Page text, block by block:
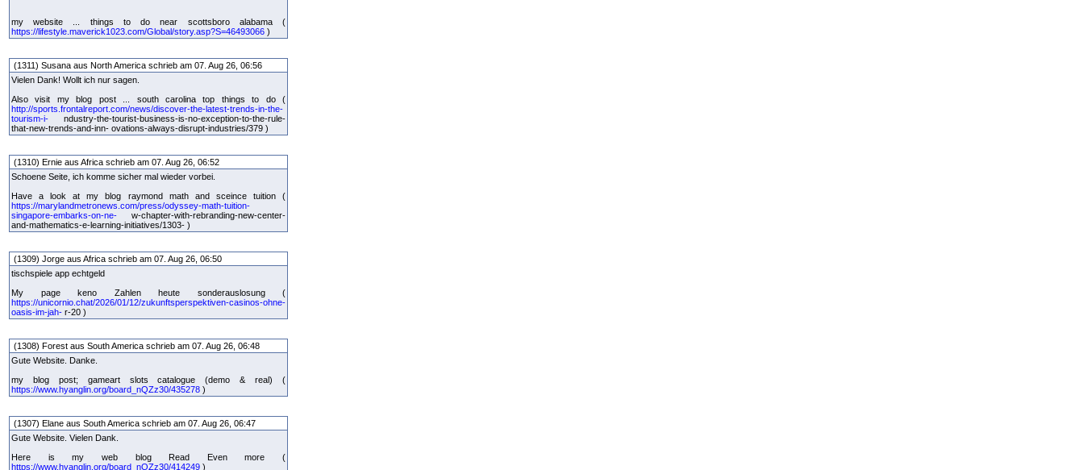
my website ... things to do near scottsboro alabama (
https://lifestyle.maverick1023.com/Global/story.asp?S=46493066 )
(1311) Susana aus North America schrieb am 07. Aug 26, 06:56
Vielen Dank! Wollt ich nur sagen.
Also visit my blog post ... south carolina top things to do (
http://sports.frontalreport.com/news/discover-the-latest-trends-in-the-
tourism-i- ndustry-the-tourist-business-is-no-exception-to-the-rule-
that-new-trends-and-inn- ovations-always-disrupt-industries/379 )
(1310) Ernie aus Africa schrieb am 07. Aug 26, 06:52
Schoene Seite, ich komme sicher mal wieder vorbei.
Have a look at my blog raymond math and sceince tuition (
https://marylandmetronews.com/press/odyssey-math-tuition-
singapore-embarks-on-ne- w-chapter-with-rebranding-new-center-
and-mathematics-e-learning-initiatives/1303- )
(1309) Jorge aus Africa schrieb am 07. Aug 26, 06:50
tischspiele app echtgeld
My page keno Zahlen heute sonderauslosung (
https://unicornio.chat/2026/01/12/zukunftsperspektiven-casinos-ohne-
oasis-im-jah- r-20 )
(1308) Forest aus South America schrieb am 07. Aug 26, 06:48
Gute Website. Danke.
my blog post; gameart slots catalogue (demo & real) (
https://www.hyanglin.org/board_nQZz30/435278 )
(1307) Elane aus South America schrieb am 07. Aug 26, 06:47
Gute Website. Vielen Dank.
Here is my web blog Read Even more (
https://www.hyanglin.org/board_nQZz30/414249 )